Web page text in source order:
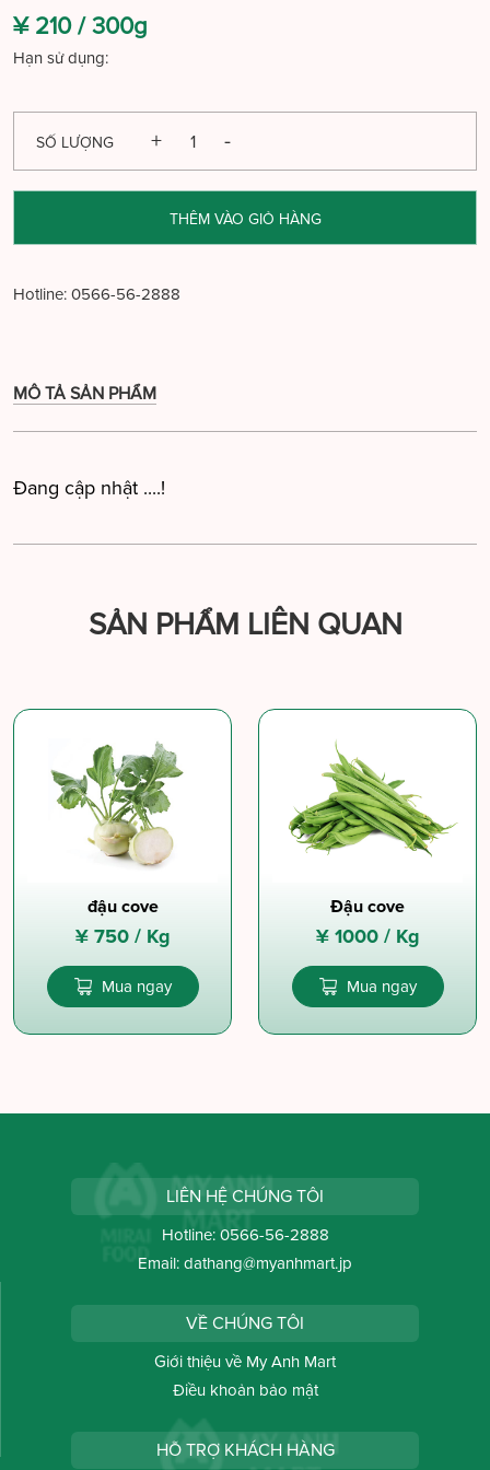
¥ 210 /300g
Hạn sử dụng:
SỐ LƯỢNG
THÊM VÀO GIỎ HÀNG
Hotline: 0566-56-2888
MÔ TẢ SẢN PHẨM
Đang cập nhật ....!
SẢN PHẨM LIÊN QUAN
đậu cove
¥ 750 / Kg
Mua ngay
Đậu cove
¥ 1000 / Kg
Mua ngay
LIÊN HỆ CHÚNG TÔI
Hotline: 0566-56-2888
Email: dathang@myanhmart.jp
VỀ CHÚNG TÔI
Giới thiệu về My Anh Mart
Điều khoản bảo mật
HỖ TRỢ KHÁCH HÀNG